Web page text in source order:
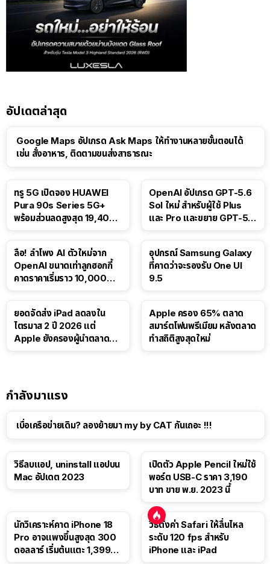
อัปเดตล่าสุด
Google Maps อัปเกรด Ask Maps ให้ทำงานหลายขั้นตอนได้
เช่น สั่งอาหาร, ติดตามขนส่งสาธารณะ
ทรู 5G เปิดจอง HUAWEI
Pura 90s Series 5G+
พร้อมส่วนลดสูงสุด 19,400
OpenAI อัปเกรด GPT-5.6
Sol ใหม่ สำหรับผู้ใช้ Plus
และ Pro และขยาย GPT-5.6
ลือ! ลำโพง AI ตัวใหม่จาก
OpenAI ขนาดเท่าลูกฮอกกี้
คาดราคาเริ่มราว 10,000
อุปกรณ์ Samsung Galaxy
ที่คาดว่าจะรองรับ One UI
9.5
ยอดจัดส่ง iPad ลดลงใน
ไตรมาส 2 ปี 2026 แต่
Apple ยังครองผู้นำตลาด
Apple ครอง 65% ตลาด
สมาร์ตโฟนพรีเมียม หลังตลาด
ทำสถิติสูงสุดใหม่
กำลังมาแรง
เบื่อเครือข่ายเดิม? ลองย้ายมา my by CAT กันเถอะ !!!
วิธีลบแอป, uninstall แอปบน
Mac อัปเดต 2023
เปิดตัว Apple Pencil ใหม่ใช้
พอร์ต USB-C ราคา 3,190
บาท ขาย พ.ย. 2023 นี้
นักวิเคราะห์คาด iPhone 18
Pro อาจแพงขึ้นสูงสุด 300
ดอลลาร์ เริ่มต้นแตะ 1,399
วิธีตั้งค่า Safari ให้ลื่นไหล
ระดับ 120 fps สำหรับ
iPhone และ iPad